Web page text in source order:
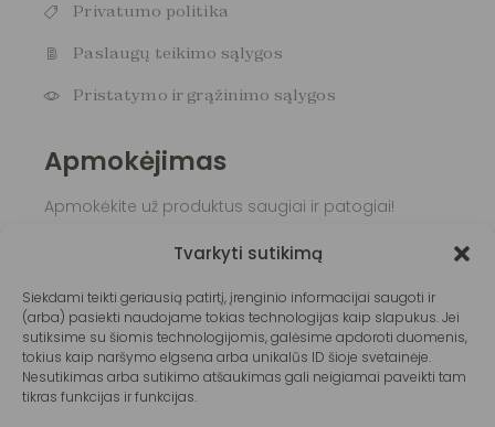
Tvarkyti sutikimą
Siekdami teikti geriausią patirtį, įrenginio informacijai saugoti ir
(arba) pasiekti naudojame tokias technologijas kaip slapukus. Jei
sutiksime su šiomis technologijomis, galėsime apdoroti duomenis,
tokius kaip naršymo elgsena arba unikalūs ID šioje svetainėje.
Nesutikimas arba sutikimo atšaukimas gali neigiamai paveikti tam
tikras funkcijas ir funkcijas.
Privatumo politika
Paslaugų teikimo sąlygos
Pristatymo ir grąžinimo sąlygos
Apmokėjimas
Apmokėkite už produktus saugiai ir patogiai!